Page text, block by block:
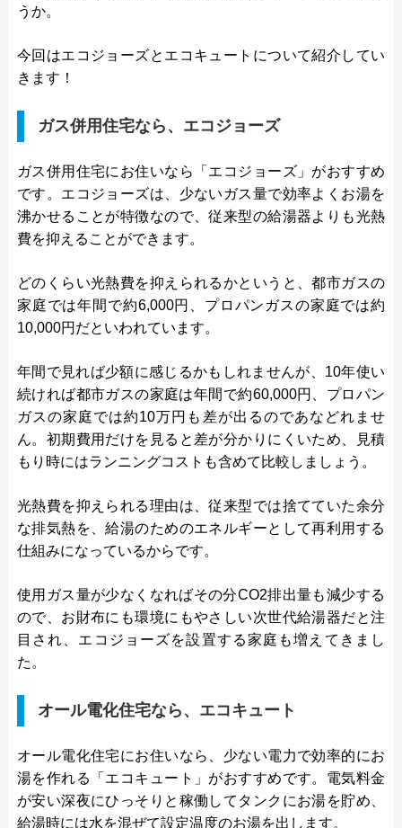
うか。
今回はエコジョーズとエコキュートについて紹介してい
きます！
ガス併用住宅なら、エコジョーズ
ガス併用住宅にお住いなら「エコジョーズ」がおすすめ
です。エコジョーズは、少ないガス量で効率よくお湯を
沸かせることが特徴なので、従来型の給湯器よりも光熱
費を抑えることができます。
どのくらい光熱費を抑えられるかというと、都市ガスの
家庭では年間で約6,000円、プロパンガスの家庭では約
10,000円だといわれています。
年間で見れば少額に感じるかもしれませんが、10年使い
続ければ都市ガスの家庭は年間で約60,000円、プロパン
ガスの家庭では約10万円も差が出るのであなどれませ
ん。初期費用だけを見ると差が分かりにくいため、見積
もり時にはランニングコストも含めて比較しましょう。
光熱費を抑えられる理由は、従来型では捨てていた余分
な排気熱を、給湯のためのエネルギーとして再利用する
仕組みになっているからです。
使用ガス量が少なくなればその分CO2排出量も減少する
ので、お財布にも環境にもやさしい次世代給湯器だと注
目され、エコジョーズを設置する家庭も増えてきまし
た。
オール電化住宅なら、エコキュート
オール電化住宅にお住いなら、少ない電力で効率的にお
湯を作れる「エコキュート」がおすすめです。電気料金
が安い深夜にひっそりと稼働してタンクにお湯を貯め、
給湯時には水を混ぜて設定温度のお湯を出します。